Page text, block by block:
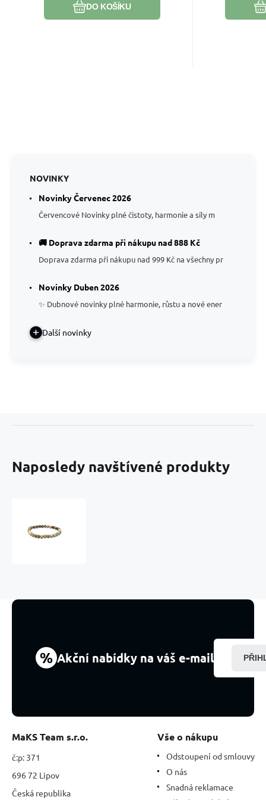
DO KOŠÍKU
NOVINKY
Novinky Červenec 2026
Červencové Novinky plné čistoty, harmonie a síly m
🚚 Doprava zdarma při nákupu nad 888 Kč
Doprava zdarma při nákupu nad 999 Kč na všechny pr
Novinky Duben 2026
✨ Dubnové novinky plné harmonie, růstu a nové ener
Další novinky
Naposledy navštívené produkty
6
-
17
% Akční nabídky na váš e-mail
MaKS Team s.r.o.
č:p: 371
696 72 Lipov
Česká republika
Vše o nákupu
Odstoupení od smlouvy
O nás
Snadná reklamace